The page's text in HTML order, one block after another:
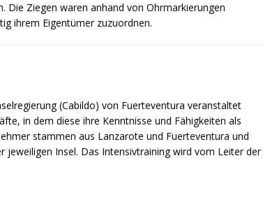
Die Ziegen waren anhand von Ohrmarkierungen
ihrem Eigentümer zuzuordnen.
(Cabildo) von Fuerteventura veranstaltet
in dem diese ihre Kenntnisse und Fähigkeiten als
stammen aus Lanzarote und Fuerteventura und
jeweiligen Insel. Das Intensivtraining wird vom Leiter der